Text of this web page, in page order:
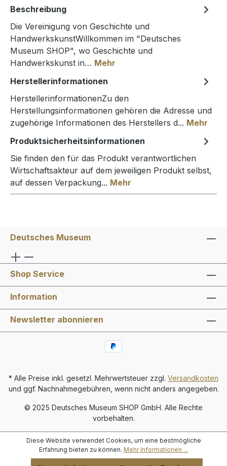
Beschreibung
Die Vereinigung von Geschichte und
HandwerkskunstWillkommen im "Deutsches
Museum SHOP", wo Geschichte und
Handwerkskunst in… Mehr
Herstellerinformationen
HerstellerinformationenZu den
Herstellungsinformationen gehören die Adresse und
zugehörige Informationen des Herstellers d... Mehr
Produktsicherheitsinformationen
Sie finden den für das Produkt verantwortlichen
Wirtschaftsakteur auf dem jeweiligen Produkt selbst,
auf dessen Verpackung... Mehr
Deutsches Museum
Shop Service
Information
Newsletter abonnieren
* Alle Preise inkl. gesetzl. Mehrwertsteuer zzgl. Versandkosten
und ggf. Nachnahmegebühren, wenn nicht anders angegeben.
© 2025 Deutsches Museum SHOP GmbH. Alle Rechte
vorbehalten.
Diese Website verwendet Cookies, um eine bestmögliche
Erfahrung bieten zu können. Mehr Informationen ...